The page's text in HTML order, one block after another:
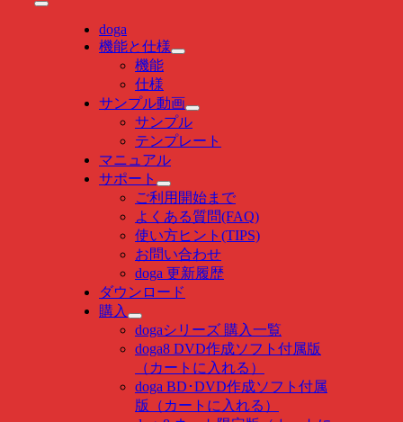
Toggle
doga
機能と仕様
機能
仕様
サンプル動画
サンプル
テンプレート
マニュアル
サポート
ご利用開始まで
よくある質問(FAQ)
使い方ヒント(TIPS)
お問い合わせ
doga 更新履歴
ダウンロード
購入
dogaシリーズ 購入一覧
doga8 DVD作成ソフト付属版
（カートに入れる）
doga BD･DVD作成ソフト付属
版（カートに入れる）